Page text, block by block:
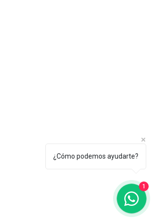
¿Cómo podemos ayudarte?
1